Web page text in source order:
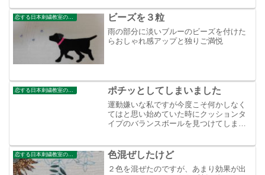
ビーズを３粒
雨の部分に淡いブルーのビーズを付けた
らおしゃれ感アップと独りご満悦
ポチッとしてしまいました
運動嫌いな私ですが今度こそ何かしなく
てはと思い始めていた時にクッションタ
イプのバランスボールを見つけてしまい
色混ぜしたけど
２色を混ぜたのですが、あまり効果が出